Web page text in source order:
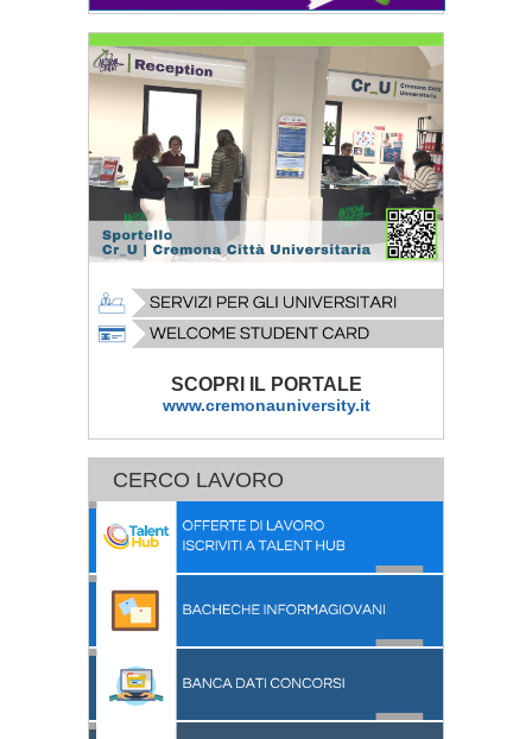
SCOPRI IL PORTALE
www.cremonauniversity.it
CERCO LAVORO